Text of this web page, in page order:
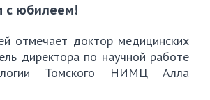
с юбилеем!
отмечает доктор медицинских
директора по научной работе
Томского НИМЦ Алла